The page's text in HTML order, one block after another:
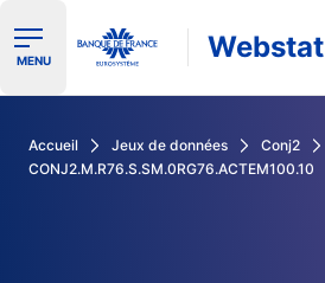
Ouvrir le menu de navigation
MENU Webstat
Accueil Jeux de données
Conj2
CONJ2.M.R76.S.SM.0RG76.ACTEM100.10